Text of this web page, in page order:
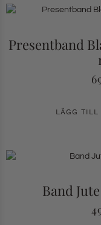
Presentband
LÄGG TILL
Band